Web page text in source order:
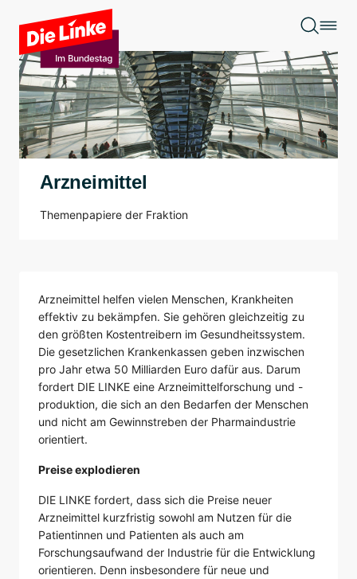
Zum Hauptinhalt springen
Arzneimittel
Themenpapiere der Fraktion
Arzneimittel helfen vielen Menschen, Krankheiten
effektiv zu bekämpfen. Sie gehören gleichzeitig zu
den größten Kostentreibern im Gesundheitssystem.
Die gesetzlichen Krankenkassen geben inzwischen
pro Jahr etwa 50 Milliarden Euro dafür aus. Darum
fordert DIE LINKE eine Arzneimittelforschung und -
produktion, die sich an den Bedarfen der Menschen
und nicht am Gewinnstreben der Pharmaindustrie
orientiert.
Preise explodieren
DIE LINKE fordert, dass sich die Preise neuer
Arzneimittel kurzfristig sowohl am Nutzen für die
Patientinnen und Patienten als auch am
Forschungsaufwand der Industrie für die Entwicklung
orientieren. Denn insbesondere für neue und